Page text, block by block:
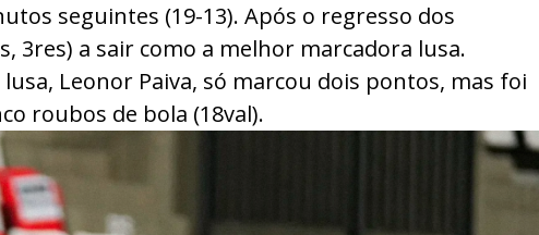
seguintes (19-13). Após o regresso dos
3res) a sair como a melhor marcadora lusa.
Leonor Paiva, só marcou dois pontos, mas foi
roubos de bola (18val).